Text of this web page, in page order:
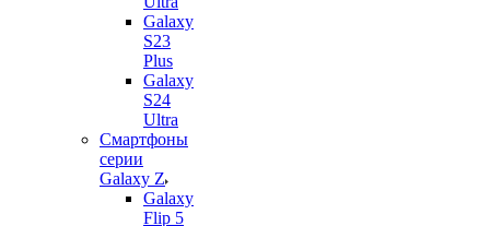
Galaxy
S23
Plus
Galaxy
S24
Ultra
Смартфоны
серии
Galaxy Z
Galaxy
Flip 5